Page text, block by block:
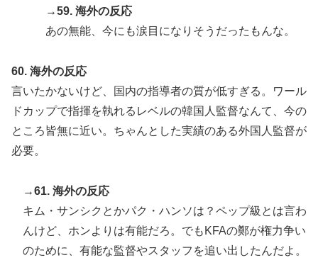
→59. 海外の反応
あの無能、今にも涙目になりそうだったもんな。
60. 海外の反応
言いたかないけど、国内の指導者の質が低すぎる。ワール
ドカップで指揮を執れるレベルの韓国人監督なんて、今の
ところ皆無に近い。ちゃんとした実績のある外国人監督が
必要。
→61. 海外の反応
キム・サンシクとかパク・ハンソは？ペップ級とは言わ
んけど、ホンよりは有能だろ。でもKFAの鄭が権力争い
のために、有能な監督やスタッフを追い出したんだよ。